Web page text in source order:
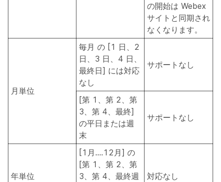
の開始は Webex
サイトと同期され
なくなります。
月単位
毎月 の [1 日、2
日、3 日、4 日、
最終日] には対応
なし
サポートなし
[第 1、第 2、第
3、第 4、最終]
の平日または週
末
サポートなし
年単位
[1月....12月] の
[第 1、第 2、第
3、第 4、最終週
対応なし